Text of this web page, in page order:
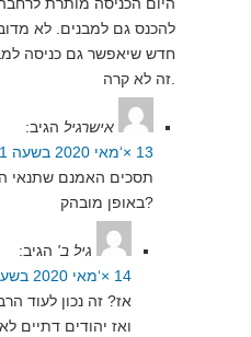
להכנס גם למבנים. לא
חדש שיאפשר גם כניסה
אישרגיל הגיב:
13 ×‘מאי 2020 בשעה 19:51
תסכים האמנם שתנאי
באופן מובהק?
גיל ב' הגיב:
14 ×‘מאי 2020 בשעה 9:24
אז? זה נכון לעוד
ואז יהודים דתיים